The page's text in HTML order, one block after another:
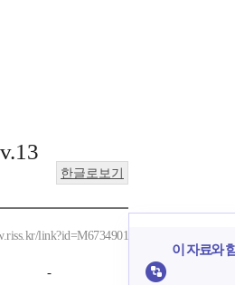
한글로보기
link?id=M6734901
-
이 자료와